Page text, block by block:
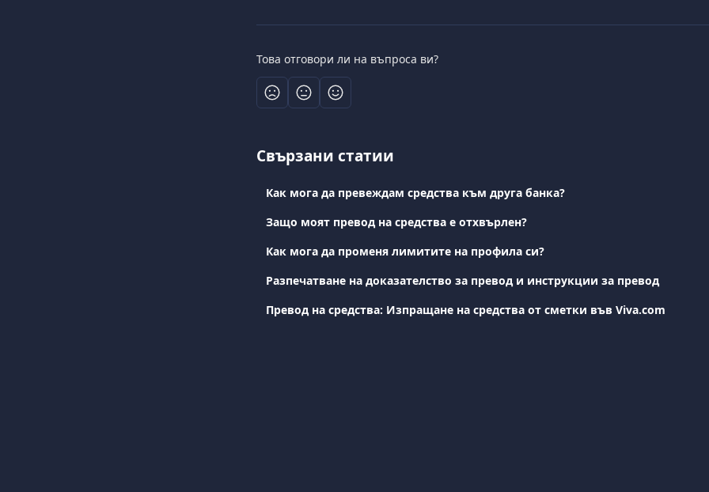
Това отговори ли на въпроса ви?
Свързани статии
Как мога да превеждам средства към друга банка?
Защо моят превод на средства е отхвърлен?
Как мога да променя лимитите на профила си?
Разпечатване на доказателство за превод и инструкции за превод
Превод на средства: Изпращане на средства от сметки във Viva.com